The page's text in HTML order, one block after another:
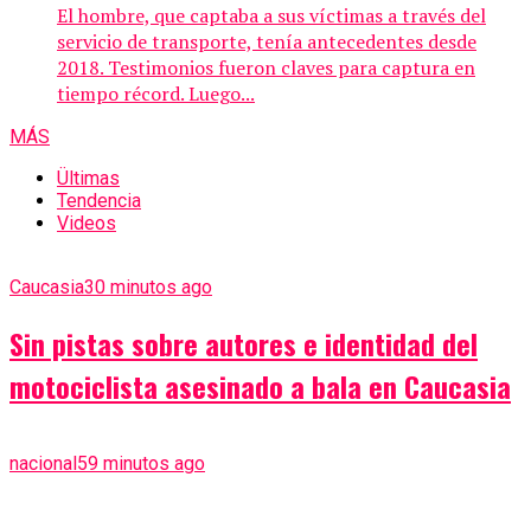
El hombre, que captaba a sus víctimas a través del
servicio de transporte, tenía antecedentes desde
2018. Testimonios fueron claves para captura en
tiempo récord. Luego...
MÁS
Ültimas
Tendencia
Videos
Caucasia30 minutos ago
Sin pistas sobre autores e identidad del
motociclista asesinado a bala en Caucasia
nacional 59 minutos ago